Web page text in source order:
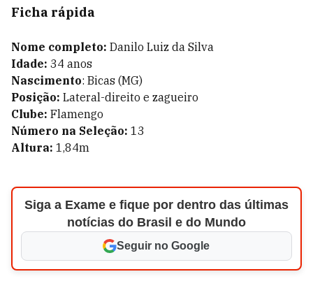
Ficha rápida
Nome completo: Danilo Luiz da Silva
Idade: 34 anos
Nascimento: Bicas (MG)
Posição: Lateral-direito e zagueiro
Clube: Flamengo
Número na Seleção: 13
Altura: 1,84m
Siga a Exame e fique por dentro das últimas
notícias do Brasil e do Mundo
Seguir no Google